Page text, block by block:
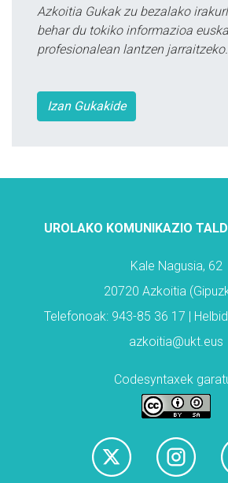
Azkoitia Gukak zu bezalako
behar du tokiko informazioa
profesionalean lantzen jarraitzeko.
Izan Gukakide
UROLAKO KOMUNIKAZIO
Kale Nagusia, 62
20720 Azkoitia
Telefonoak: 943-85 36 17 |
azkoitia@ukt.eus
Codesyntaxek